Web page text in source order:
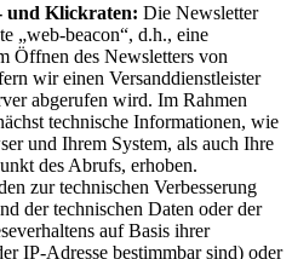
und Klickraten: Die Newsletter
„web-beacon“, d.h., eine
Öffnen des Newsletters von
wir einen Versanddienstleister
abgerufen wird. Im Rahmen
technische Informationen, wie
und Ihrem System, als auch Ihre
des Abrufs, erhoben.
zur technischen Verbesserung
der technischen Daten oder der
auf Basis ihrer
IP-Adresse bestimmbar sind) oder